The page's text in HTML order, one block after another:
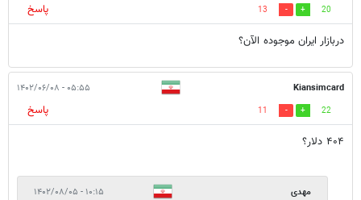
20
13
پاسخ
دربازار ایران موجوده الآن؟
Kiansimcard ۰۵:۵۵ - ۱۴۰۲/۰۶/۰۸
22
11
پاسخ
۴۰۴ دلار؟
مهدی ۱۰:۱۵ - ۱۴۰۲/۰۸/۰۵